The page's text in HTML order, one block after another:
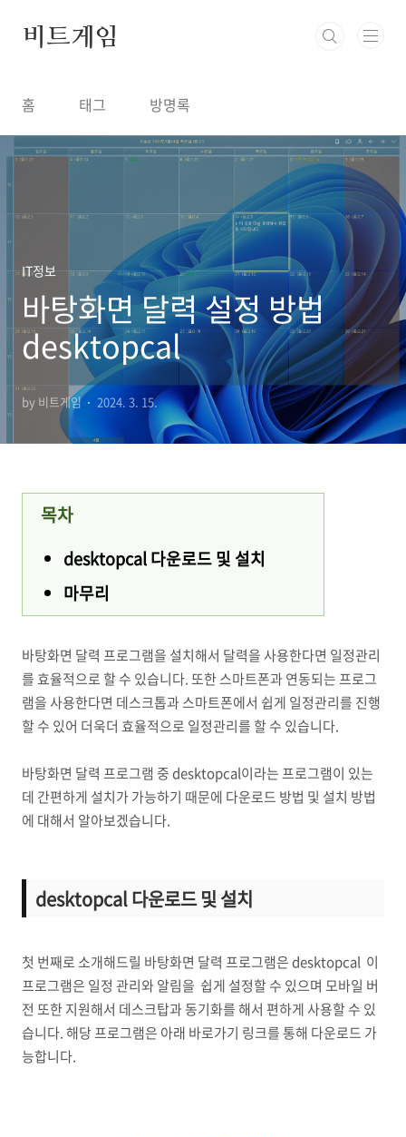
비트게임
홈 태그 방명록
IT정보
바탕화면 달력 설정 방법
desktopcal
by 비트게임 2024. 3. 15.
목차
desktopcal 다운로드 및 설치
마무리
바탕화면 달력 프로그램을 설치해서 달력을 사용한다면 일정관리
를 효율적으로 할 수 있습니다. 또한 스마트폰과 연동되는 프로그
램을 사용한다면 데스크톱과 스마트폰에서 쉽게 일정관리를 진행
할 수 있어 더욱더 효율적으로 일정관리를 할 수 있습니다.
바탕화면 달력 프로그램 중 desktopcal이라는 프로그램이 있는
데 간편하게 설치가 가능하기 때문에 다운로드 방법 및 설치 방법
에 대해서 알아보겠습니다.
desktopcal 다운로드 및 설치
첫 번째로 소개해드릴 바탕화면 달력 프로그램은 desktopcal 이
프로그램은 일정 관리와 알림을 쉽게 설정할 수 있으며 모바일 버
전 또한 지원해서 데스크탑과 동기화를 해서 편하게 사용할 수 있
습니다. 해당 프로그램은 아래 바로가기 링크를 통해 다운로드 가
능합니다.